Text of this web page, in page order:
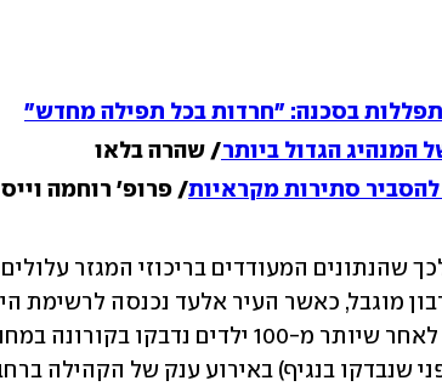
בסכנה: "חרדות בכל תפילה מחדש"
/ שהרה בלאו
להסביר סתירות מקראיות/ פרופ' רוחמה וייס